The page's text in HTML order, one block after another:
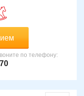
по телефону: